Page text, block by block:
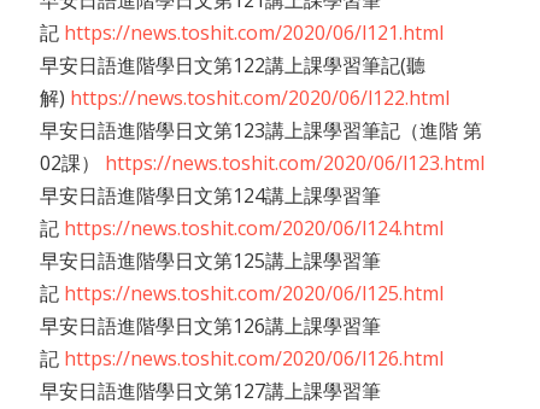
記 https://news.toshit.com/2020/06/l121.html
早安日語進階學日文第122講上課學習筆記(聽
解) https://news.toshit.com/2020/06/l122.html
早安日語進階學日文第123講上課學習筆記（進階 第
02課） https://news.toshit.com/2020/06/l123.html
早安日語進階學日文第124講上課學習筆
記 https://news.toshit.com/2020/06/l124.html
早安日語進階學日文第125講上課學習筆
記 https://news.toshit.com/2020/06/l125.html
早安日語進階學日文第126講上課學習筆
記 https://news.toshit.com/2020/06/l126.html
早安日語進階學日文第127講上課學習筆